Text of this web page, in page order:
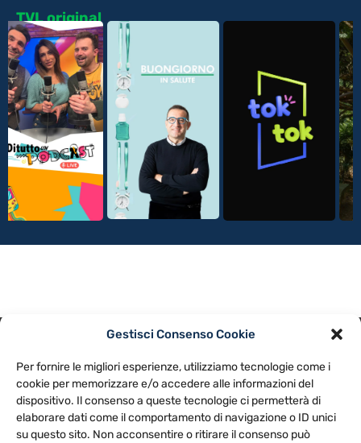
Gestisci Consenso Cookie
Per fornire le migliori esperienze, utilizziamo tecnologie come i
cookie per memorizzare e/o accedere alle informazioni del
dispositivo. Il consenso a queste tecnologie ci permetterà di
elaborare dati come il comportamento di navigazione o ID unici
su questo sito. Non acconsentire o ritirare il consenso può
TVL original
NOTE LEGALI
CONTATTACI PREFERENZE
TV LIBERA S.P.A.
Via Monteleonese 95/21 – 51100 Pistoia (PT)